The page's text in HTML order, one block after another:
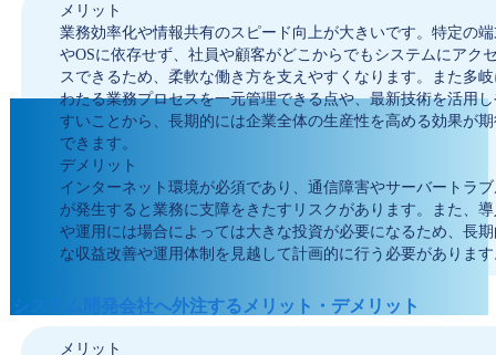
メリット
業務効率化や情報共有のスピード向上が大きいです。特定の
やOSに依存せず、社員や顧客がどこからでもシステムにアク
スできるため、柔軟な働き方を支えやすくなります。また多
わたる業務プロセスを一元管理できる点や、最新技術を活用
すいことから、長期的には企業全体の生産性を高める効果が
できます。
デメリット
インターネット環境が必須であり、通信障害やサーバートラ
が発生すると業務に支障をきたすリスクがあります。また、
や運用には場合によっては大きな投資が必要になるため、長
な収益改善や運用体制を見越して計画的に行う必要がありま
システム開発会社へ外注するメリット・デメリット
メリット